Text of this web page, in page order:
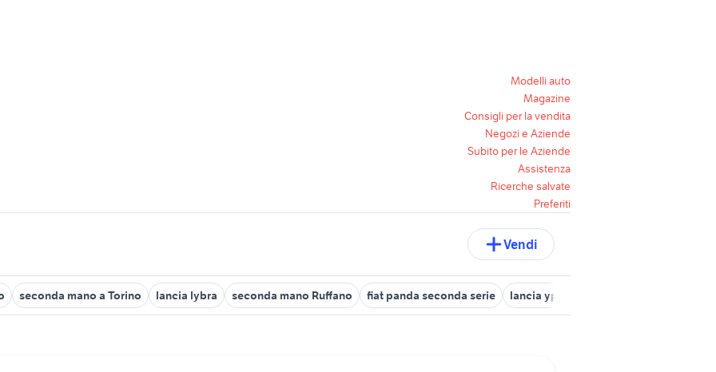
Modelli auto
Magazine
Consigli per la vendita
Negozi e Aziende
Subito per le Aziende
Assistenza
Ricerche salvate
Preferiti
Vendi
seconda mano a Torino lancia lybra seconda mano Ruffano fiat panda seconda serie lancia ypsilon Napoli provincia